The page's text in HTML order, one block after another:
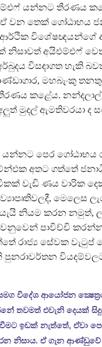
යන්නට තීරණය
වන තෙක් ගෝඨාභය
ආර්ථික විශේෂඥයන්ගේ
අයිඑම්එෆ්
විසඳාගත හැකි
මහබැංකු
කළේය. නන්දලාල්
මුදල් ඇමතිවරයා
යන්නට පෙර ගෝඨාභය
අතට ගත්තේ
වැඩි ණය වාරික
මෙලෙස
නියම කරන නමුත්,
පාවිච්චි
රාජ්‍ය සේවක වැටුප්
පුනරාවර්තන
විදේශ ආයෝජන
තවමත් එවැනි දෙයක්
ඉඩක් නැත්තේ, ඒවා
නිසාය. ඒ ගැන ආණ්ඩුවේ